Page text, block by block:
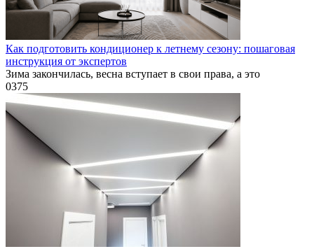
Как подготовить кондиционер к летнему сезону: пошаговая
инструкция от экспертов
Зима закончилась, весна вступает в свои права, а это
0375